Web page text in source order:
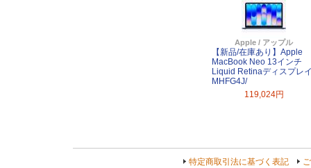
Apple / アップル
【新品/在庫あり】Apple
MacBook Neo 13インチ
Liquid Retinaディスプレ
MHFG4J/
119,024円
特定商取引法に基づく表記